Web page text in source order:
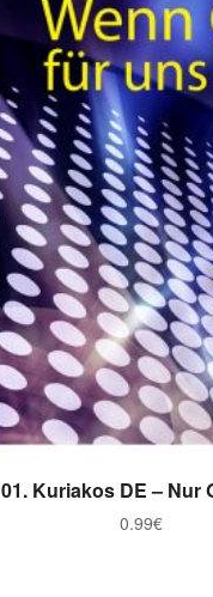
ADICIONAR
01. Kuriakos DE – Nur
0.99€